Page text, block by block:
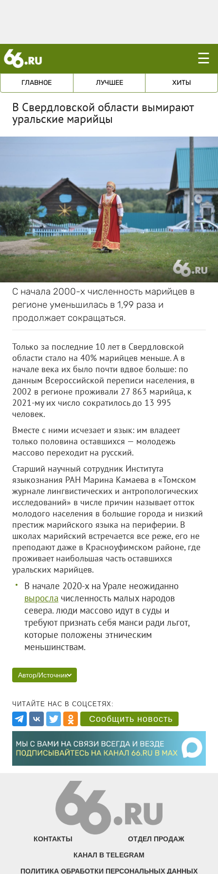
☰
ГЛАВНОЕ ЛУЧШЕЕ ХИТЫ
В Свердловской области вымирают
уральские марийцы
С начала 2000-х численность марийцев в
регионе уменьшилась в 1,99 раза и
продолжает сокращаться.
Только за последние 10 лет в Свердловской
области стало на 40% марийцев меньше. А в
начале века их было почти вдвое больше: по
данным Всероссийской переписи населения, в
2002 в регионе проживали 27 863 марийца, к
2021-му их число сократилось до 13 995
человек.
Вместе с ними исчезает и язык: им владеет
только половина оставшихся — молодежь
массово переходит на русский.
Старший научный сотрудник Института
языкознания РАН Марина Камаева в «Томском
журнале лингвистических и антропологических
исследований» в числе причин называет отток
молодого населения в большие города и низкий
престиж марийского языка на периферии. В
школах марийский встречается все реже, его не
преподают даже в Красноуфимском районе, где
проживает наибольшая часть оставшихся
уральских марийцев.
В начале 2020-х на Урале неожиданно
выросла численность малых народов
севера. люди массово идут в суды и
требуют признать себя манси ради льгот,
которые положены этническим
меньшинствам.
Автор/Источник
ЧИТАЙТЕ НАС В СОЦСЕТЯХ:
Сообщить новость
КОНТАКТЫ ОТДЕЛ ПРОДАЖ
КАНАЛ В TELEGRAM
ПОЛИТИКА ОБРАБОТКИ ПЕРСОНАЛЬНЫХ ДАННЫХ